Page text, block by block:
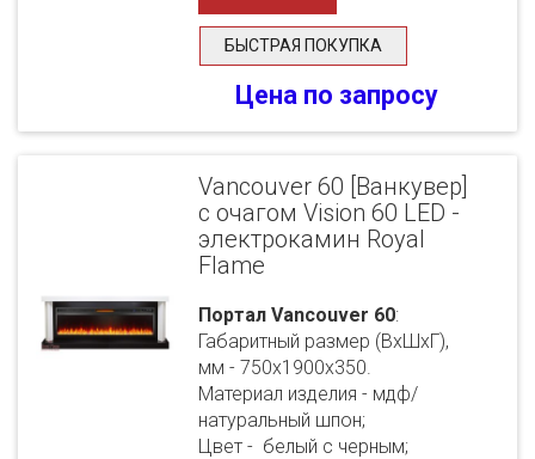
БЫСТРАЯ ПОКУПКА
Цена по запросу
Vancouver 60 [Ванкувер]
с очагом Vision 60 LED -
электрокамин Royal
Flame
Портал Vancouver 60:
Габаритный размер (ВхШхГ),
мм - 750х1900х350.
Материал изделия - мдф/
натуральный шпон;
Цвет - белый с черным;